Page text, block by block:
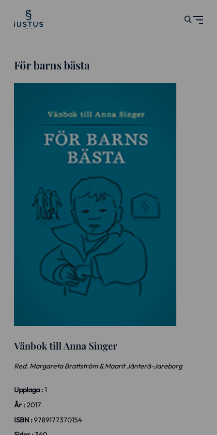
För barns bästa
Vänbok till Anna Singer
Red. Margareta Brattström & Maarit Jänterä-Jareborg
Upplaga :1
År :2017
ISBN :9789177370154